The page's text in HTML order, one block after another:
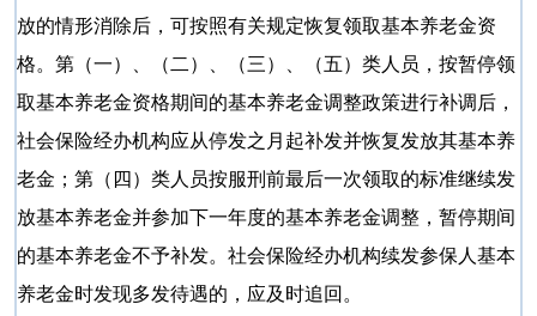
放的情形消除后，可按照有关规定恢复领取基本养老金资
格。第（一）、（二）、（三）、（五）类人员，按暂停领
取基本养老金资格期间的基本养老金调整政策进行补调后，
社会保险经办机构应从停发之月起补发并恢复发放其基本养
老金；第（四）类人员按服刑前最后一次领取的标准继续发
放基本养老金并参加下一年度的基本养老金调整，暂停期间
的基本养老金不予补发。社会保险经办机构续发参保人基本
养老金时发现多发待遇的，应及时追回。